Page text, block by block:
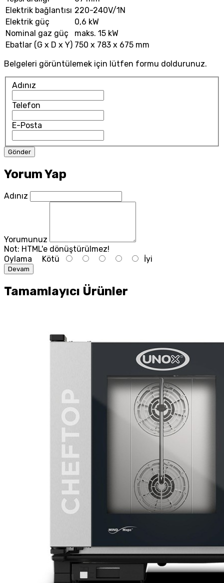
Elektrik bağlantısı 220-240V/1N
Elektrik güç
0,6 kW
Nominal gaz güç
maks. 15 kW
Ebatlar (G x D x Y) 750 x 783 x 675 mm
Belgeleri görüntülemek için lütfen formu doldurunuz.
Adınız
Telefon
E-Posta
Yorum Yap
Adınız
Yorumunuz
Not: HTML'e dönüştürülmez!
Oylama Kötü İyi
Devam
Tamamlayıcı Ürünler